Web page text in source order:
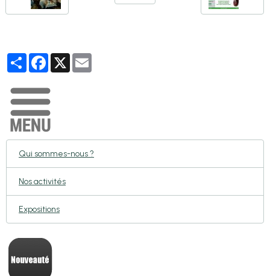
PartagerFacebook
X
Qui sommes-nous ?
Nos activités
Expositions